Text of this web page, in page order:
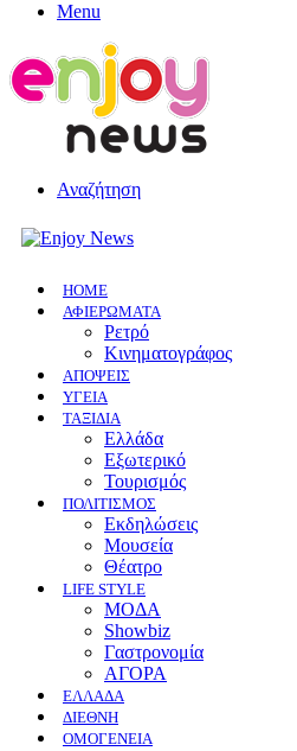
Menu
Αναζήτηση
HOME
ΑΦΙΕΡΩΜΑΤΑ
Ρετρό
Κινηματογράφος
ΑΠΟΨΕΙΣ
ΥΓΕΙΑ
ΤΑΞΙΔΙΑ
Ελλάδα
Εξωτερικό
Τουρισμός
ΠΟΛΙΤΙΣΜΟΣ
Eκδηλώσεις
Mουσεία
Θέατρο
LIFE STYLE
ΜΟΔΑ
Showbiz
Γαστρονομία
ΑΓΟΡΑ
ΕΛΛΆΔΑ
ΔΙΕΘΝΉ
ΟΜΟΓΈΝΕΙΑ